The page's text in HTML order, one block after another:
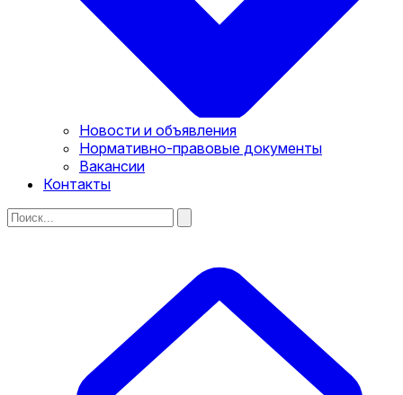
Новости и объявления
Нормативно-правовые документы
Вакансии
Контакты